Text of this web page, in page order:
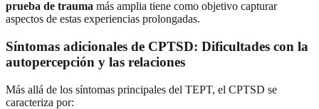
prueba de trauma más amplia tiene como objetivo capturar
aspectos de estas experiencias prolongadas.
Síntomas adicionales de CPTSD: Dificultades con la
autopercepción y las relaciones
Más allá de los síntomas principales del TEPT, el CPTSD se
caracteriza por: